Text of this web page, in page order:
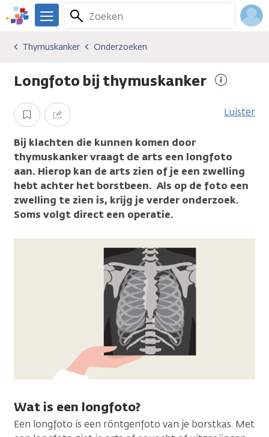
Overslaan
en
gaan
We
er
je.
Zoeken
Menu
Kankersoorten
Thymuskanker
Onderzoeken
Thymuskanker Onderzoeken
Longfoto bij thymuskanker
Opslaan Delen Luister
Bij klachten die kunnen komen door
thymuskanker vraagt de arts een longfoto
aan. Hierop kan de arts zien of je een zwelling
hebt achter het borstbeen. Als op de foto een
zwelling te zien is, krijg je verder onderzoek.
Soms volgt direct een operatie.
Wat is een longfoto?
Een longfoto is een röntgenfoto van je borstkas. Met